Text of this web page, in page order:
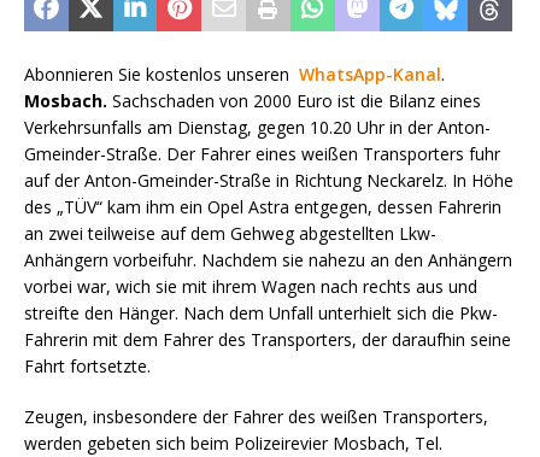
Abonnieren Sie kostenlos unseren WhatsApp-Kanal.
Mosbach. Sachschaden von 2000 Euro ist die Bilanz eines
Verkehrsunfalls am Dienstag, gegen 10.20 Uhr in der Anton-
Gmeinder-Straße. Der Fahrer eines weißen Transporters fuhr
auf der Anton-Gmeinder-Straße in Richtung Neckarelz. In Höhe
des „TÜV“ kam ihm ein Opel Astra entgegen, dessen Fahrerin
an zwei teilweise auf dem Gehweg abgestellten Lkw-
Anhängern vorbeifuhr. Nachdem sie nahezu an den Anhängern
vorbei war, wich sie mit ihrem Wagen nach rechts aus und
streifte den Hänger. Nach dem Unfall unterhielt sich die Pkw-
Fahrerin mit dem Fahrer des Transporters, der daraufhin seine
Fahrt fortsetzte.
Zeugen, insbesondere der Fahrer des weißen Transporters,
werden gebeten sich beim Polizeirevier Mosbach, Tel.